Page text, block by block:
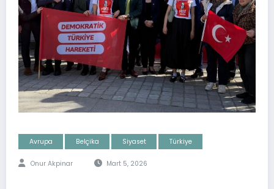
Avrupa Belçika Siyaset Türkiye
Onur Akpinar Mart 5, 2026